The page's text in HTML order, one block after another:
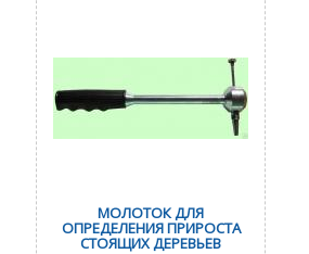
МОЛОТОК ДЛЯ
ОПРЕДЕЛЕНИЯ ПРИРОСТА
СТОЯЩИХ ДЕРЕВЬЕВ